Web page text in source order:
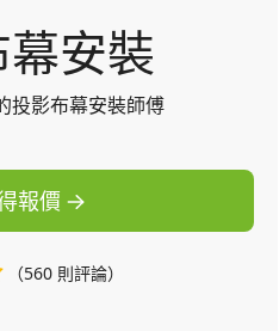
安裝
投影布幕安裝師傅
報價
（560 則評論）